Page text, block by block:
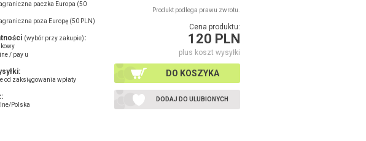
Produkt podlega prawu zwrotu.
Cena produktu:
120 PLN
plus koszt wysyłki
DO KOSZYKA
DODAJ DO ULUBIONYCH
paczka Europa (50
poza Europę (50 PLN)
(wybór przy zakupie):
/ pay u
od zaksięgowania wpłaty
Polska